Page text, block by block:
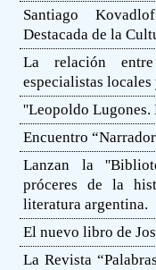
Santiago
Destacada de la
La relación
especialistas
''Leopoldo Lugones.
Encuentro
Lanzan la
próceres de la
literatura argentina.
El nuevo libro de
La Revista